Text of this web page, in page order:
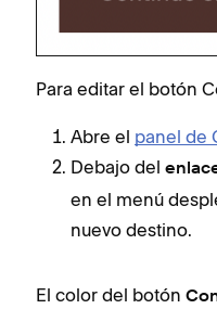
Para editar el botón
Abre el panel de
Debajo del
en el menú
nuevo destino.
El color del botón